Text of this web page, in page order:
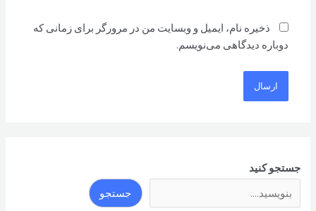
ذخیره نام، ایمیل و وبسایت من در مرورگر برای زمانی که
دوباره دیدگاهی می‌نویسم.
جستجو کنید
جستجو